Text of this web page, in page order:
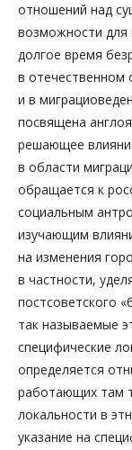
отношений над
возможности для
долгое время
в
и в
посвящена
решающее
в области
обращается к
социальным
изучающим
на изменения
в частности,
постсоветского
так называемые
специфические
определяется
работающих там
локальности в
указание на